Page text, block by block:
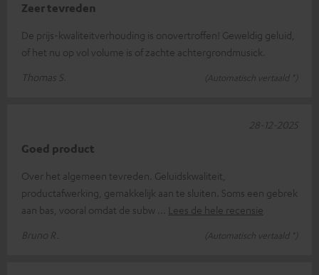
Zeer tevreden
De prijs-kwaliteitverhouding is onovertroffen! Geweldig geluid,
of het nu op vol volume is of zachte achtergrondmusick.
Thomas S.
(Automatisch vertaald *)
Goed product
Over het algemeen tevreden. Geluidskwaliteit,
productafwerking, gemakkelijk aan te sluiten. Soms een gebrek
aan bas, vooral omdat de subw
Lees de hele recensie
Bruno R.
(Automatisch vertaald *)
28-12-2025